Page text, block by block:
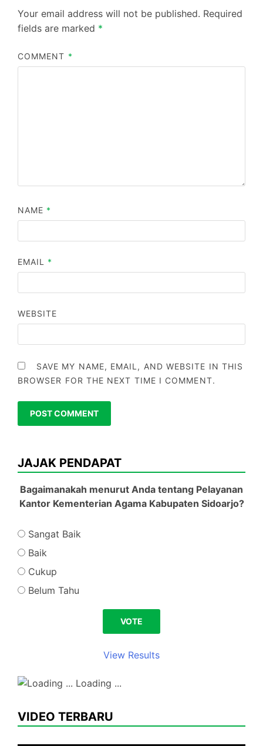
Your email address will not be published. Required
fields are marked *
COMMENT *
NAME *
EMAIL *
WEBSITE
SAVE MY NAME, EMAIL, AND WEBSITE IN THIS
BROWSER FOR THE NEXT TIME I COMMENT.
JAJAK PENDAPAT
Bagaimanakah menurut Anda tentang Pelayanan
Kantor Kementerian Agama Kabupaten Sidoarjo?
Sangat Baik
Baik
Cukup
Belum Tahu
View Results
Loading ...
VIDEO TERBARU